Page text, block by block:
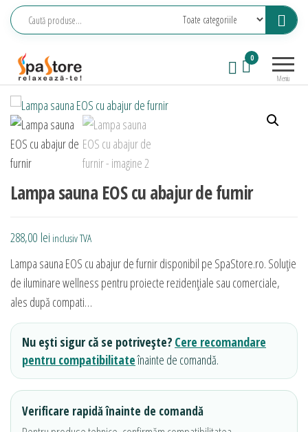
Sari
saune,
piscine, SPA,
wellness
Meniu
0
Lampa sauna EOS cu abajur de furnir
288,00 lei inclusiv TVA
Lampa sauna EOS cu abajur de furnir disponibil pe SpaStore.ro. Soluție
de iluminare wellness pentru proiecte rezidențiale sau comerciale,
ales după compati…
Nu ești sigur că se potrivește? Cere recomandare
pentru compatibilitateînainte de comandă.
Verificare rapidă înainte de comandă